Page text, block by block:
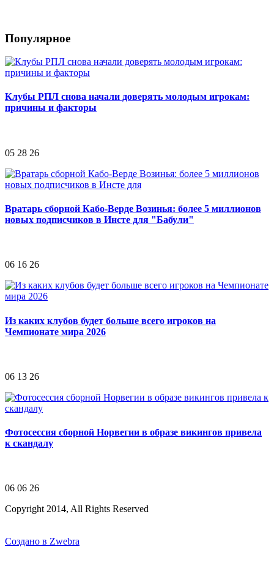
Популярное
Клубы РПЛ снова начали доверять молодым игрокам:
причины и факторы
05 28 26
Вратарь сборной Кабо-Верде Возинья: более 5 миллионов
новых подписчиков в Инсте для "Бабули"
06 16 26
Из каких клубов будет больше всего игроков на
Чемпионате мира 2026
06 13 26
Фотосессия сборной Норвегии в образе викингов привела
к скандалу
06 06 26
Copyright 2014, All Rights Reserved
Создано в Zwebra